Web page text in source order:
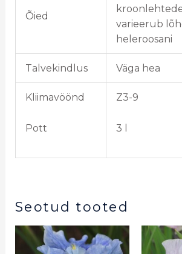
Õied
varieerub
heleroosani
Talvekindlus Väga hea
Kliimavöönd
Pott
Z3-9
3 l
Seotud tooted